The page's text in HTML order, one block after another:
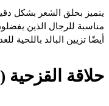
يتميز بحلق الشعر بشكل
مناسبة للرجال الذين
أيضًا تزيين البالد باللحية
حلاقة القزحية